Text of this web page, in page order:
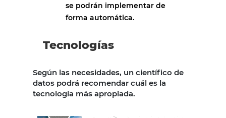
se podrán implementar de
forma automática.
Tecnologías
Según las necesidades, un científico de
datos podrá recomendar cuál es la
tecnología más apropiada.